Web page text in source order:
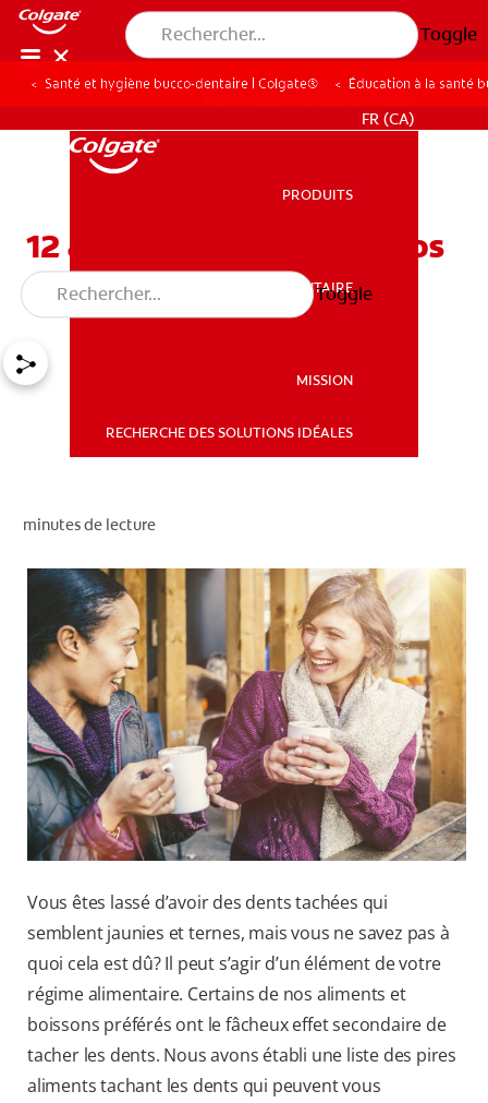
Toggle
SANTÉ BUCCO-DENTAIRE
POUR LES PROFESSIONNELS
FR (CA)
FR (CA)
PRODUITS
SANTÉ BUCCO-DENTAIRE
MISSION
RECHERCHE DES SOLUTIONS IDÉALES
Toggle
Santé et hygiène bucco-dentaire | Colgate® Éducation à la santé
12 aliments qui tachent vos
dents
minutes de lecture
Vous êtes lassé d’avoir des dents tachées qui
semblent jaunies et ternes, mais vous ne savez pas à
quoi cela est dû? Il peut s’agir d’un élément de votre
régime alimentaire. Certains de nos aliments et
boissons préférés ont le fâcheux effet secondaire de
tacher les dents. Nous avons établi une liste des pires
aliments tachant les dents qui peuvent vous